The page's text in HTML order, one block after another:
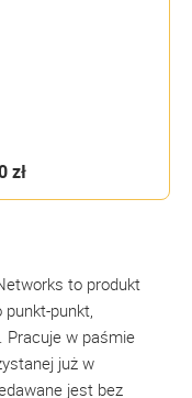
zł
to produkt
punkt,
Pracuje w paśmie
już w
jest bez